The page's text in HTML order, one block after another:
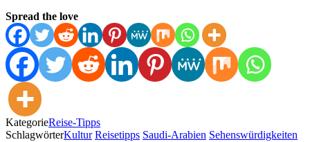
Spread the love
KategorieReise-Tipps
SchlagwörterKultur Reisetipps Saudi-Arabien Sehenswürdigkeiten